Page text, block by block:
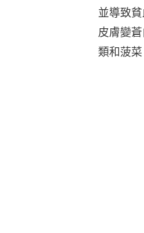
並導致
皮膚變
類和菠